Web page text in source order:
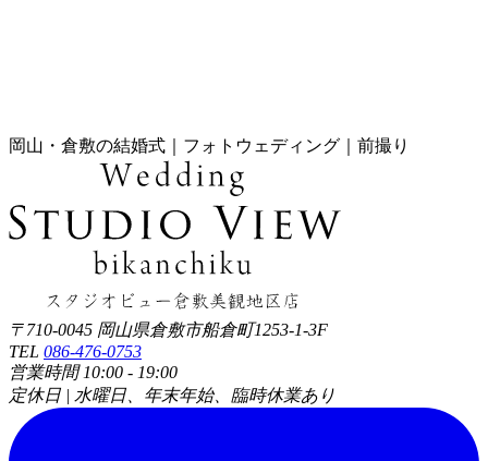
岡山・倉敷の結婚式｜フォトウェディング｜前撮り
〒710-0045 岡山県倉敷市船倉町1253-1-3F
TEL 086-476-0753
営業時間 10:00 - 19:00
定休日 | 水曜日、年末年始、臨時休業あり